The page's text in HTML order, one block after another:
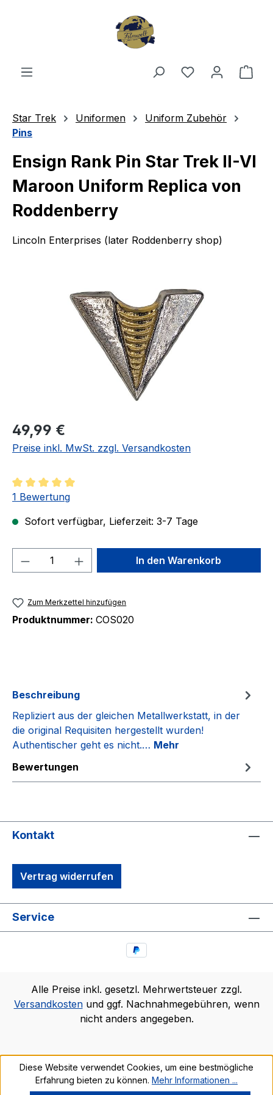
Du hast 0
Star Trek Uniformen
Uniform Zubehör
Pins
Ensign Rank Pin Star Trek II-VI
Maroon Uniform Replica von
Roddenberry
Lincoln Enterprises (later Roddenberry shop)
Regulärer Preis:
49,99 €
Preise inkl. MwSt. zzgl. Versandkosten
Durchschnittliche Bewertung von 5 von 5 Sternen
1 Bewertung
Sofort verfügbar, Lieferzeit: 3-7 Tage
Produkt Anzahl: Gib denIn den Warenkorb
Zum Merkzettel hinzufügen
Produktnummer: COS020
Beschreibung
Repliziert aus der gleichen Metallwerkstatt, in der
die original Requisiten hergestellt wurden!
Authentischer geht es nicht.… Mehr
Bewertungen
Kontakt
Vertrag widerrufen
Service
Alle Preise inkl. gesetzl. Mehrwertsteuer zzgl.
Versandkostenund ggf. Nachnahmegebühren, wenn
nicht anders angegeben.
Diese Website verwendet Cookies, um eine bestmögliche
Erfahrung bieten zu können. Mehr Informationen ...